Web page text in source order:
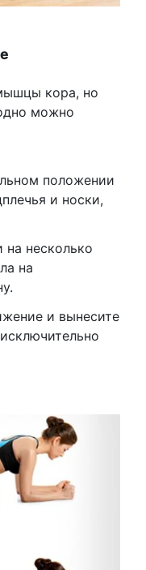
кора, но
можно
положении
и носки,
несколько
на
и вынесите